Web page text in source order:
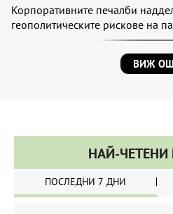
Корпоративните печалби
геополитическите рискове на
ВИЖ
НАЙ-
ПОСЛЕДНИ 7 ДНИ